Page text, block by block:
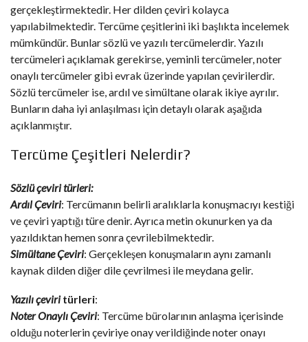
gerçekleştirmektedir. Her dilden çeviri kolayca
yapılabilmektedir. Tercüme çeşitlerini iki başlıkta incelemek
mümkündür. Bunlar sözlü ve yazılı tercümelerdir. Yazılı
tercümeleri açıklamak gerekirse, yeminli tercümeler, noter
onaylı tercümeler gibi evrak üzerinde yapılan çevirilerdir.
Sözlü tercümeler ise, ardıl ve simültane olarak ikiye ayrılır.
Bunların daha iyi anlaşılması için detaylı olarak aşağıda
açıklanmıştır.
Tercüme Çeşitleri Nelerdir?
Sözlü çeviri türleri:
Ardıl Çeviri: Tercümanın belirli aralıklarla konuşmacıyı kestiği
ve çeviri yaptığı türe denir. Ayrıca metin okunurken ya da
yazıldıktan hemen sonra çevrilebilmektedir.
Simültane Çeviri: Gerçekleşen konuşmaların aynı zamanlı
kaynak dilden diğer dile çevrilmesi ile meydana gelir.
Yazılı çeviritürleri:
Noter Onaylı Çeviri: Tercüme bürolarının anlaşma içerisinde
olduğu noterlerin çeviriye onay verildiğinde noter onayı